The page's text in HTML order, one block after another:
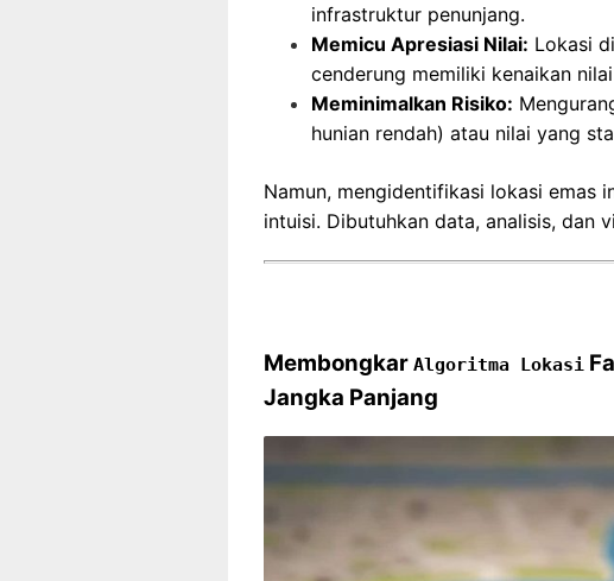
infrastruktur penunjang.
Memicu Apresiasi Nilai: Lokasi
cenderung memiliki kenaikan
Meminimalkan Risiko:
hunian rendah) atau nilai yang
Namun, mengidentifikasi lokasi emas
intuisi. Dibutuhkan data, analisis, dan
Membongkar Algoritma Lokasi
Jangka Panjang